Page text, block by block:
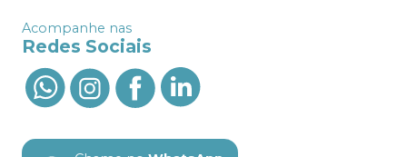
Acompanhe nas
Redes Sociais